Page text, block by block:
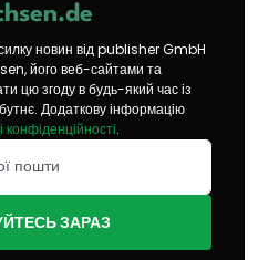
новин від publisher GmbH
його веб-сайтами та
цю згоду в будь-який час із
Додаткову інформацію
конфіденційності.
ЗАРАЗ